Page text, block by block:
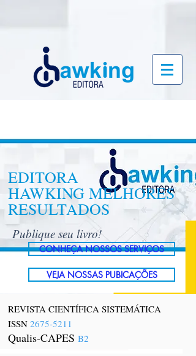
EDITORA
HAWKING MELHORES
RESULTADOS
Publique seu livro!
CONHEÇA NOSSOS SERVIÇOS
VEJA NOSSAS PUBICAÇÕES
REVISTA CIENTÍFICA SISTEMÁTICA
ISSN 2675-5211
Qualis-CAPES B2